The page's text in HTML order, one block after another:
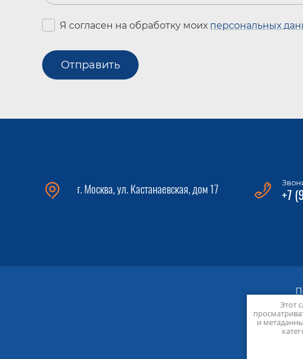
Я согласен на обработку моих персональных
Отправить
г. Москва, ул. Кастанаевская, дом 17 +7
Этот
и